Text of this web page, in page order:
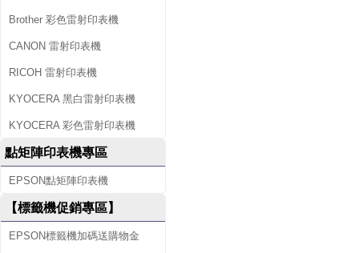
Brother 彩色雷射印表機
CANON 雷射印表機
RICOH 雷射印表機
KYOCERA 黑白雷射印表機
KYOCERA 彩色雷射印表機
點矩陣印表機專區
EPSON點矩陣印表機
【標籤機促銷專區】
EPSON標籤機加碼送購物金